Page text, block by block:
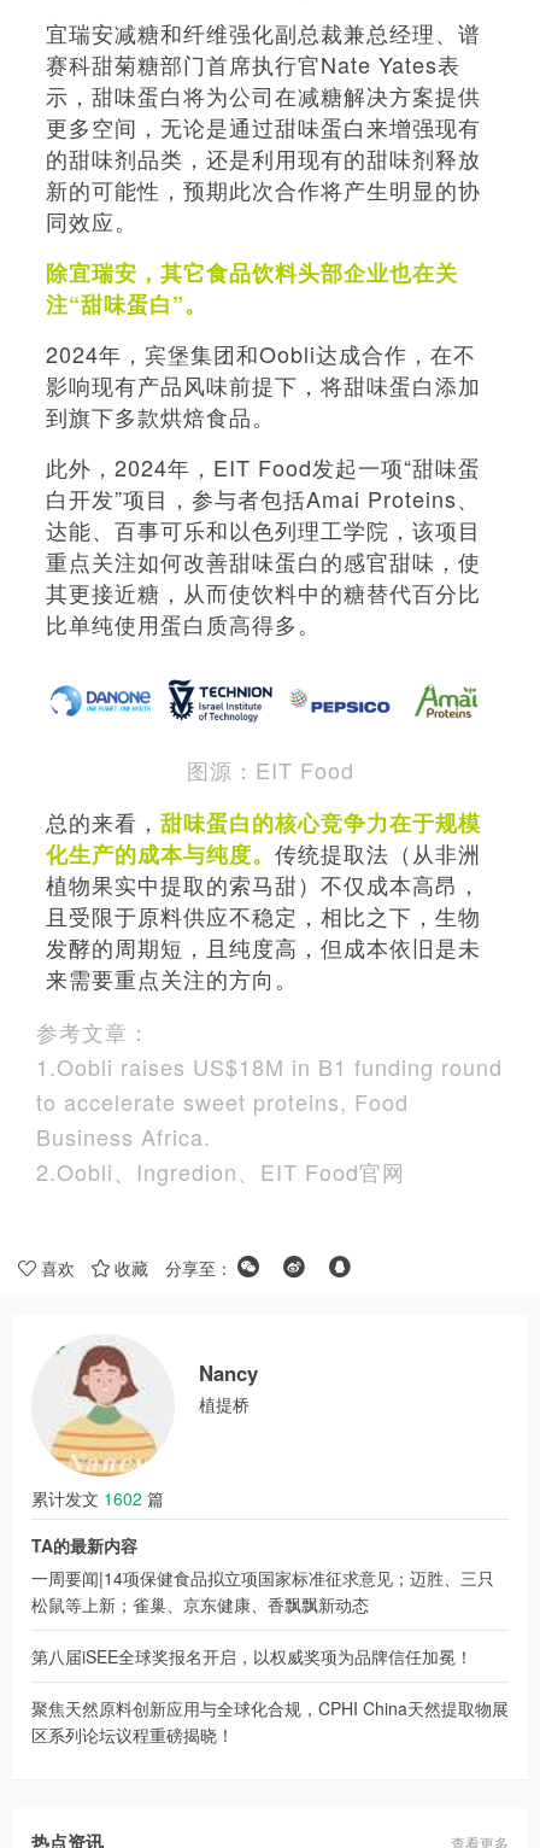
宜瑞安减糖和纤维强化副总裁兼总经理、谱
赛科甜菊糖部门首席执行官Nate Yates表
示，甜味蛋白将为公司在减糖解决方案提供
更多空间，无论是通过甜味蛋白来增强现有
的甜味剂品类，还是利用现有的甜味剂释放
新的可能性，预期此次合作将产生明显的协
同效应。
除宜瑞安，其它食品饮料头部企业也在关
注“甜味蛋白”。
2024年，宾堡集团和Oobli达成合作，在不
影响现有产品风味前提下，将甜味蛋白添加
到旗下多款烘焙食品。
此外，2024年，EIT Food发起一项“甜味蛋
白开发”项目，参与者包括Amai Proteins、
达能、百事可乐和以色列理工学院，该项目
重点关注如何改善甜味蛋白的感官甜味，使
其更接近糖，从而使饮料中的糖替代百分比
比单纯使用蛋白质高得多。
图源：EIT Food
总的来看， 甜味蛋白的核心竞争力在于规模
化生产的成本与纯度。 传统提取法（从非洲
植物果实中提取的索马甜）不仅成本高昂，
且受限于原料供应不稳定，相比之下，生物
发酵的周期短，且纯度高，但成本依旧是未
来需要重点关注的方向。
参考文章：
1.Oobli raises US$18M in B1 funding round
to accelerate sweet proteins, Food
Business Africa.
2.Oobli、Ingredion、EIT Food官网
喜欢 收藏 分享至：
Nancy
植提桥
累计发文 1602 篇
TA的最新内容
一周要闻|14项保健食品拟立项国家标准征求意见；迈胜、三只
松鼠等上新；雀巢、京东健康、香飘飘新动态
第八届iSEE全球奖报名开启，以权威奖项为品牌信任加冕！
聚焦天然原料创新应用与全球化合规，CPHI China天然提取物展
区系列论坛议程重磅揭晓！
热点资讯 查看更多